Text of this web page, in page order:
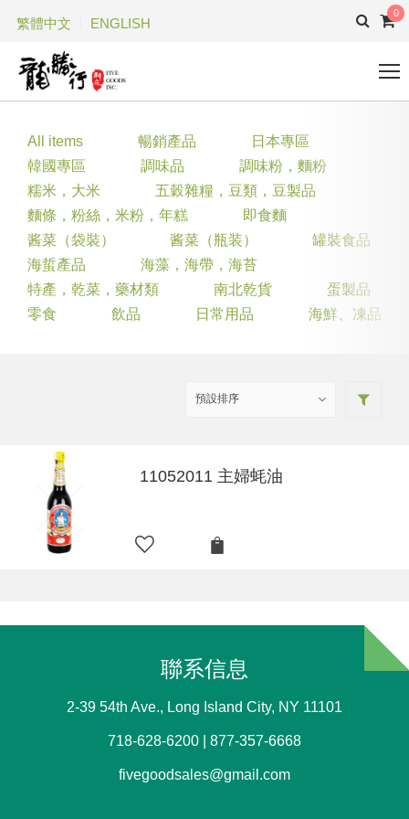
繁體中文 ENGLISH
0
All items 暢銷產品
日本專區
韓國專區
調味品
調味粉，麵粉
糯米，大米
五穀雜糧，豆類，豆製品
麵條，粉絲，米粉，年糕
即食麵
酱菜（袋裝）
酱菜（瓶装）
罐裝食品
海蜇產品
海藻，海帶，海苔
特產，乾菜，藥材類
南北乾貨
蛋製品
零食
飲品 日常用品 海鮮、凍品
11052011 主婦蚝油
聯系信息
2-39 54th Ave., Long Island City, NY 11101
718-628-6200 | 877-357-6668
fivegoodsales@gmail.com